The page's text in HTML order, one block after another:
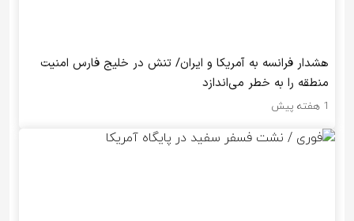
هشدار فرانسه به آمریکا و ایران/ تنش در خلیج فارس امنیت
منطقه را به خطر می‌اندازد
1 هفته پیش